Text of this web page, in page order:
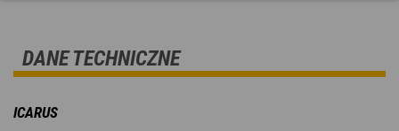
DANE TECHNICZNE
ICARUS